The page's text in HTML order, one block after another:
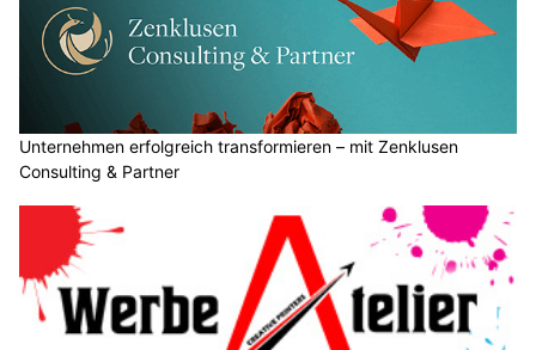
Unternehmen erfolgreich transformieren – mit Zenklusen
Consulting & Partner